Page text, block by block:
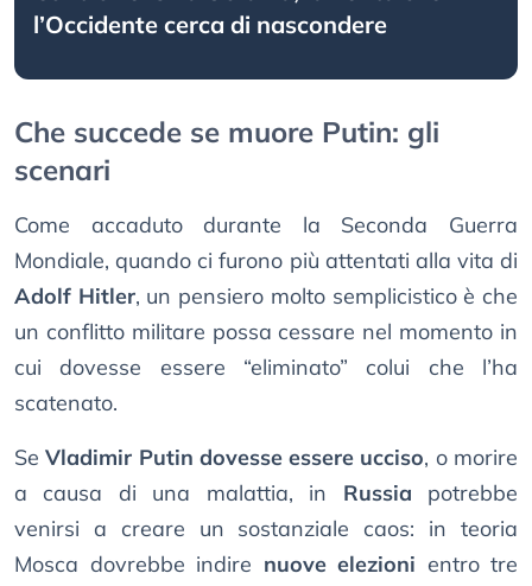
l’Occidente cerca di nascondere
Che succede se muore Putin: gli
scenari
Come accaduto durante la Seconda Guerra
Mondiale, quando ci furono più attentati alla vita di
Adolf Hitler, un pensiero molto semplicistico è che
un conflitto militare possa cessare nel momento in
cui dovesse essere “eliminato” colui che l’ha
scatenato.
SeVladimir Putin dovesse essere ucciso, o morire
a causa di una malattia, in Russia potrebbe
venirsi a creare un sostanziale caos: in teoria
Mosca dovrebbe indire nuove elezioni entro tre